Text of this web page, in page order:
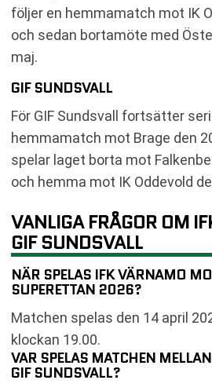
följer en hemmamatch mot IK
och sedan bortamöte med
maj.
GIF SUNDSVALL
För GIF Sundsvall fortsätter
hemmamatch mot Brage den
spelar laget borta mot
och hemma mot IK Oddevold
VANLIGA FRÅGOR OM
GIF SUNDSVALL
NÄR SPELAS IFK VÄRNAMO
SUPERETTAN 2026?
Matchen spelas den 14 april
klockan 19.00.
VAR SPELAS MATCHEN
GIF SUNDSVALL?